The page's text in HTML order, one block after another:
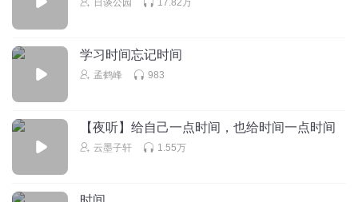
学习时间忘记时间
孟鹤峰 983
【夜听】给自己一点时间，也给时间一点时间
云墨子轩 1.55万